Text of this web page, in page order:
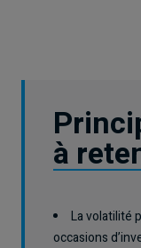
à
La volatilité
occasions